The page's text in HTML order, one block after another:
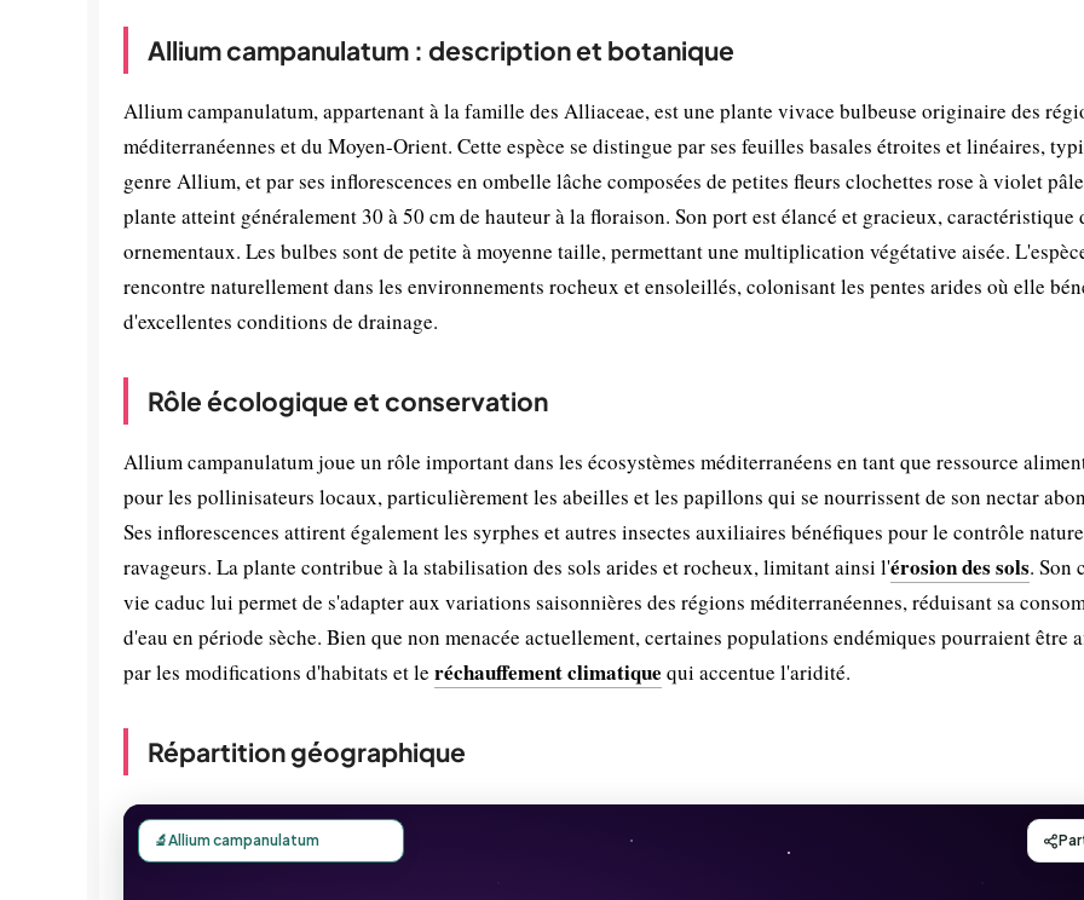
Allium campanulatum : description et botanique
Allium campanulatum, appartenant à la famille des Alliaceae, est une plante vivace bulbeuse originaire des
méditerranéennes et du Moyen-Orient. Cette espèce se distingue par ses feuilles basales étroites et linéaires,
genre Allium, et par ses inflorescences en ombelle lâche composées de petites fleurs clochettes rose à violet
plante atteint généralement 30 à 50 cm de hauteur à la floraison. Son port est élancé et gracieux, caractéristique
ornementaux. Les bulbes sont de petite à moyenne taille, permettant une multiplication végétative aisée.
rencontre naturellement dans les environnements rocheux et ensoleillés, colonisant les pentes arides où elle
d'excellentes conditions de drainage.
Rôle écologique et conservation
Allium campanulatum joue un rôle important dans les écosystèmes méditerranéens en tant que ressource
pour les pollinisateurs locaux, particulièrement les abeilles et les papillons qui se nourrissent de son nectar
Ses inflorescences attirent également les syrphes et autres insectes auxiliaires bénéfiques pour le contrôle
ravageurs. La plante contribue à la stabilisation des sols arides et rocheux, limitant ainsi l'érosion des sols. Son
vie caduc lui permet de s'adapter aux variations saisonnières des régions méditerranéennes, réduisant sa
d'eau en période sèche. Bien que non menacée actuellement, certaines populations endémiques pourraient être
par les modifications d'habitats et le réchauffement climatique qui accentue l'aridité.
Répartition géographique